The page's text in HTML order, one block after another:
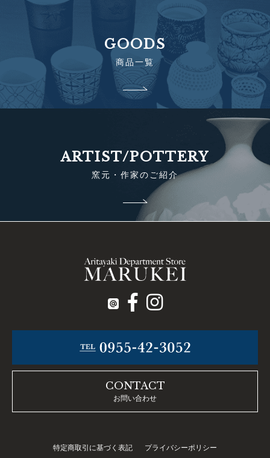
GOODS
商品一覧
ARTIST/POTTERY
窯元・作家のご紹介
CONTACT
お問い合わせ
特定商取引に基づく表記 プライバシーポリシー